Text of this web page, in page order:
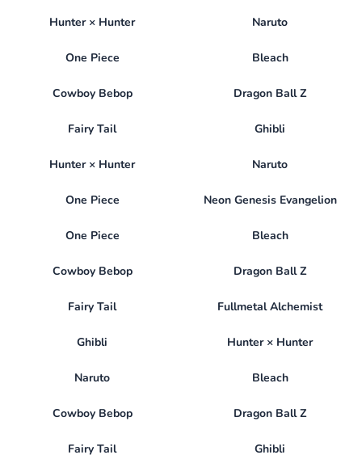
Hunter × Hunter Naruto
One Piece Bleach
Cowboy Bebop Dragon Ball Z
Fairy Tail Ghibli
Hunter × Hunter Naruto
One Piece Neon Genesis Evangelion
One Piece Bleach
Cowboy Bebop Dragon Ball Z
Fairy Tail Fullmetal Alchemist
Ghibli Hunter × Hunter
Naruto Bleach
Cowboy Bebop Dragon Ball Z
Fairy Tail Ghibli